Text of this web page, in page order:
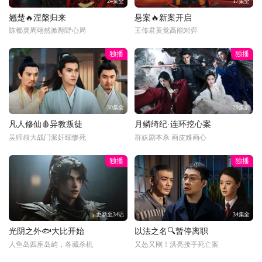
翘楚🔥涅槃归来
陈都灵周翊然掀翻野心局
悬案🔥新案开启
王传君黄觉高能对弈
独播
30集全
凡人修仙🩸异教叛徒
吴师叔大战门派奸细惨死
独播
29集全
月鳞绮纪·连环挖心案
群妖剧本杀 画皮难画心
独播
更新至34话
光阴之外🐟大比开始
人鱼岛四座岛屿，各藏杀机
独播
34集全
以法之名🔍暂停离职
又怂又刚！洪亮接手死亡案